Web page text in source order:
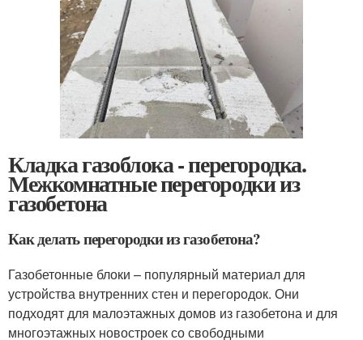
Кладка газоблока - перегородка.
Межкомнатные перегородки из
газобетона
Как делать перегородки из газобетона?
Газобетонные блоки – популярный материал для
устройства внутренних стен и перегородок. Они
подходят для малоэтажных домов из газобетона и для
многоэтажных новостроек со свободными